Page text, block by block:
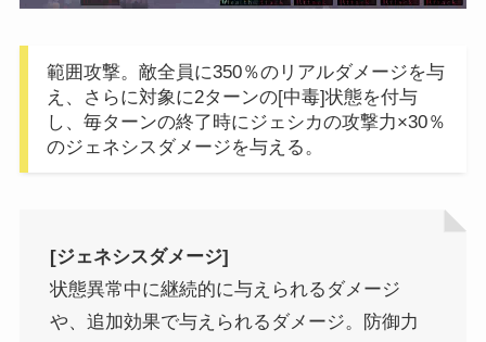
範囲攻撃。敵全員に350％のリアルダメージを与
え、さらに対象に2ターンの[中毒]状態を付与
し、毎ターンの終了時にジェシカの攻撃力×30％
のジェネシスダメージを与える。
[ジェネシスダメージ]
状態異常中に継続的に与えられるダメージ
や、追加効果で与えられるダメージ。防御力